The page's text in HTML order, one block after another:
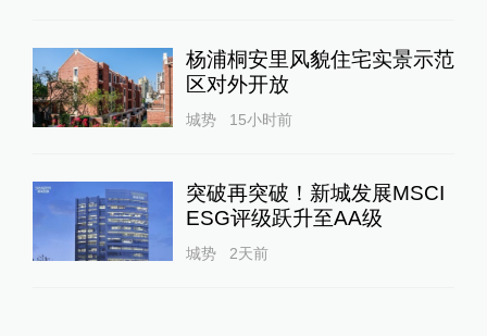
杨浦桐安里风貌住宅实景示范
区对外开放
城势 15小时前
突破再突破！新城发展MSCI
ESG评级跃升至AA级
城势 2天前